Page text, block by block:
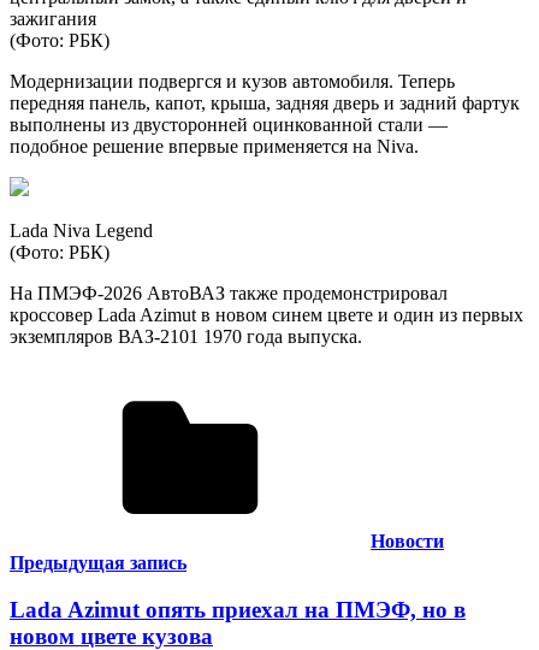
зажигания
(Фото: РБК)
Модернизации подвергся и кузов автомобиля. Теперь
передняя панель, капот, крыша, задняя дверь и задний фартук
выполнены из двусторонней оцинкованной стали —
подобное решение впервые применяется на Niva.
Lada Niva Legend
(Фото: РБК)
На ПМЭФ-2026 АвтоВАЗ также продемонстрировал
кроссовер Lada Azimut в новом синем цвете и один из первых
экземпляров ВАЗ-2101 1970 года выпуска.
Новости
Навигация
по
записям
Предыдущая запись
Lada Azimut опять приехал на ПМЭФ, но в
новом цвете кузова